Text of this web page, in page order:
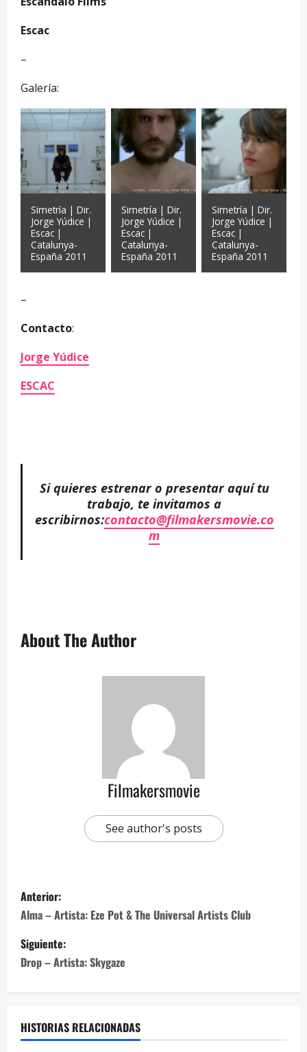
Escac
–
Galería:
Simetría | Dir.
Jorge Yúdice |
Escac |
Catalunya-
España 2011
Simetría | Dir.
Jorge Yúdice |
Escac |
Catalunya-
España 2011
Simetría | Dir.
Jorge Yúdice |
Escac |
Catalunya-
España 2011
–
Contacto:
Jorge Yúdice
ESCAC
Si quieres estrenar o presentar aquí tu
trabajo, te invitamos a
escribirnos:contacto@filmakersmovie.co
m
About The Author
Filmakersmovie
See author's posts
Anterior:
Alma – Artista: Eze Pot & The Universal Artists Club
Siguiente:
Drop – Artista: Skygaze
HISTORIAS RELACIONADAS